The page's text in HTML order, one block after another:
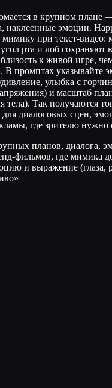
в крупном плане
наклеенные эмоции.
мимику при текст-видео:
рта и лоб сохраняют
к живой игре,
В промптах указывайте
улыбка с
и масштаб
тела). Так получаются
диалоговых сцен,
где зрителю нужно
планов, диалога,
фильмов, где мимика
и выражение (глаза,